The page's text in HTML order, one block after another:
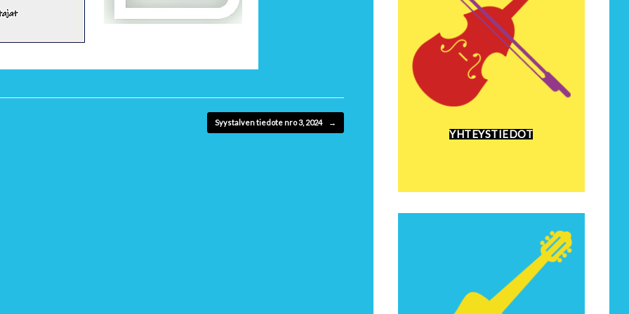
Syystalven tiedote nro 3, 2024 →
YHTEYSTIEDOT